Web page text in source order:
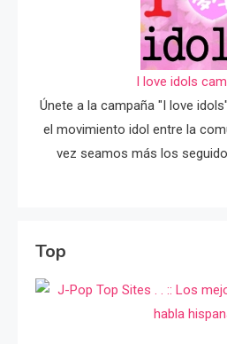
I love idols
Únete a la campaña "I love
el movimiento idol entre la
vez seamos más los
Top